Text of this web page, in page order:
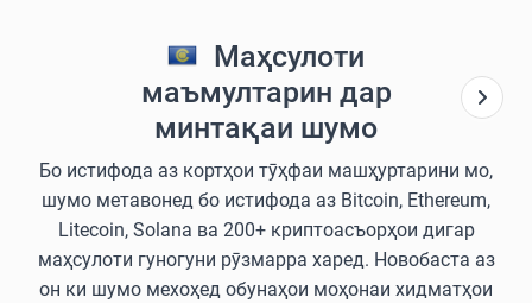
Маҳсулоти
маъмултарин дар
минтақаи шумо
Бо истифода аз кортҳои тӯҳфаи машҳуртарини мо,
шумо метавонед бо истифода аз Bitcoin, Ethereum,
Litecoin, Solana ва 200+ криптоасъорҳои дигар
маҳсулоти гуногуни рӯзмарра харед. Новобаста аз
он ки шумо мехоҳед обунаҳои моҳонаи хидматҳои